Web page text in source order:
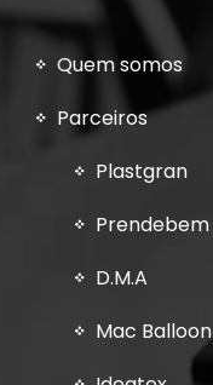
Quem somos
Parceiros
Plastgran
Prendebem
D.M.A
Mac Balloon